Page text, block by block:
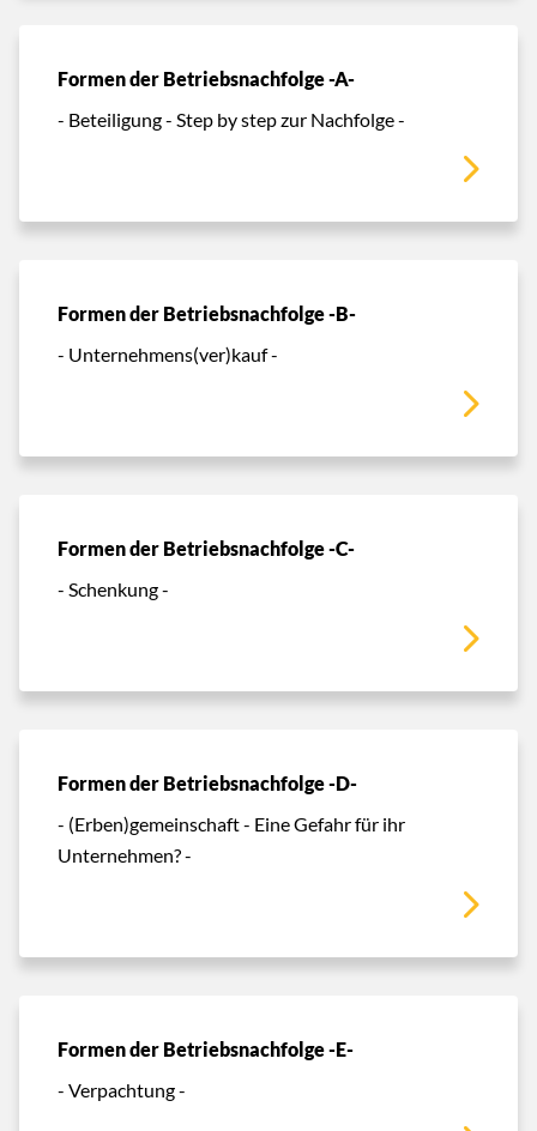
Formen der Betriebsnachfolge -A-
- Beteiligung - Step by step zur Nachfolge -
Formen der Betriebsnachfolge -B-
- Unternehmens(ver)kauf -
Formen der Betriebsnachfolge -C-
- Schenkung -
Formen der Betriebsnachfolge -D-
- (Erben)gemeinschaft - Eine Gefahr für ihr
Unternehmen? -
Formen der Betriebsnachfolge -E-
- Verpachtung -